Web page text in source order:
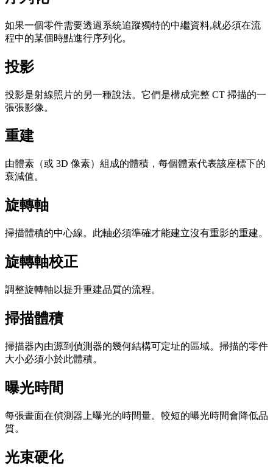
如果一個零件需要透過系統追蹤獨特的中繼資料,就必須在流
程中的某個時點進行序列化。
投影
投影是射線照片的另一種說法。它們是構成完整 CT 掃描的一
張張影像。
重建
由體素（或 3D 像素）組成的體積，每個體素代表該座標下的
衰減值。
旋轉軸
掃描體積的中心線。此軸必須準確才能建立沒有重影的重建。
旋轉軸校正
調整旋轉軸以提升重建品質的流程。
掃描體積
掃描器內由源到偵測器的幾何結構可定址的區域。掃描的零件
大小必須小於此體積。
曝光時間
每張畫面在偵測器上曝光的時間量。較短的曝光時間會降低品
質。
光束硬化